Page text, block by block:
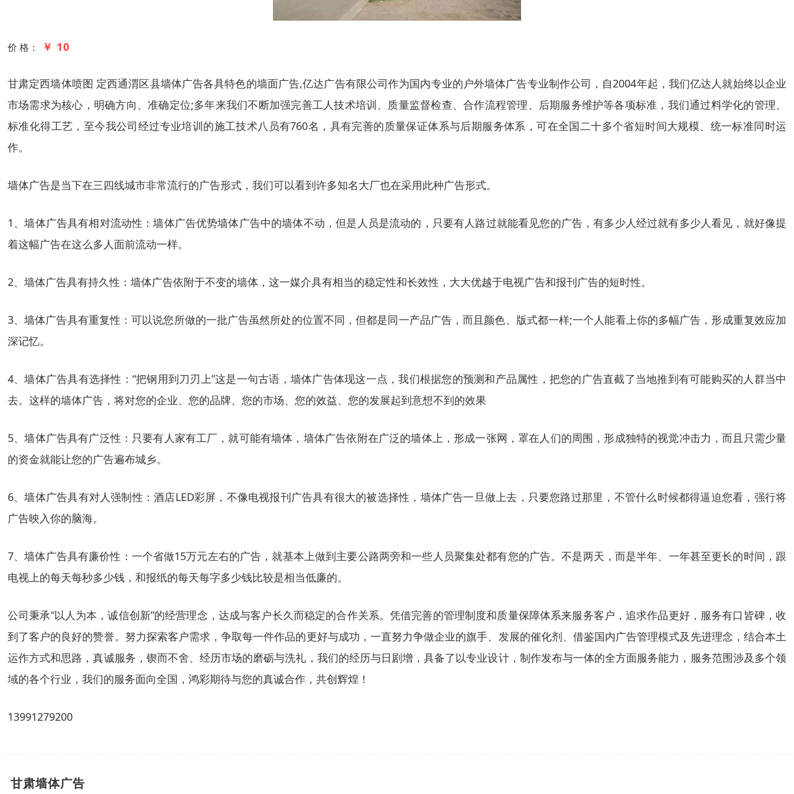
价 格： ￥ 10
甘肃定西墙体喷图 定西通渭区县墙体广告各具特色的墙面广告,亿达广告有限公司作为国内专业的户外墙体广告专业制作公司，自2004年起，我们亿达人就始终以企业
市场需求为核心，明确方向、准确定位;多年来我们不断加强完善工人技术培训、质量监督检查、合作流程管理、后期服务维护等各项标准，我们通过料学化的管理、
标准化得工艺，至今我公司经过专业培训的施工技术八员有760名，具有完善的质量保证体系与后期服务体系，可在全国二十多个省短时间大规模、统一标准同时运
作。
墙体广告是当下在三四线城市非常流行的广告形式，我们可以看到许多知名大厂也在采用此种广告形式。
1、墙体广告具有相对流动性：墙体广告优势墙体广告中的墙体不动，但是人员是流动的，只要有人路过就能看见您的广告，有多少人经过就有多少人看见，就好像提
着这幅广告在这么多人面前流动一样。
2、墙体广告具有持久性：墙体广告依附于不变的墙体，这一媒介具有相当的稳定性和长效性，大大优越于电视广告和报刊广告的短时性。
3、墙体广告具有重复性：可以说您所做的一批广告虽然所处的位置不同，但都是同一产品广告，而且颜色、版式都一样;一个人能看上你的多幅广告，形成重复效应加
深记忆。
4、墙体广告具有选择性：“把钢用到刀刃上”这是一句古语，墙体广告体现这一点，我们根据您的预测和产品属性，把您的广告直截了当地推到有可能购买的人群当中
去。这样的墙体广告，将对您的企业、您的品牌、您的市场、您的效益、您的发展起到意想不到的效果
5、墙体广告具有广泛性：只要有人家有工厂，就可能有墙体，墙体广告依附在广泛的墙体上，形成一张网，罩在人们的周围，形成独特的视觉冲击力，而且只需少量
的资金就能让您的广告遍布城乡。
6、墙体广告具有对人强制性：酒店LED彩屏，不像电视报刊广告具有很大的被选择性，墙体广告一旦做上去，只要您路过那里，不管什么时候都得逼迫您看，强行将
广告映入你的脑海。
7、墙体广告具有廉价性：一个省做15万元左右的广告，就基本上做到主要公路两旁和一些人员聚集处都有您的广告。不是两天，而是半年、一年甚至更长的时间，跟
电视上的每天每秒多少钱，和报纸的每天每字多少钱比较是相当低廉的。
公司秉承“以人为本，诚信创新”的经营理念，达成与客户长久而稳定的合作关系。凭借完善的管理制度和质量保障体系来服务客户，追求作品更好，服务有口皆碑，收
到了客户的良好的赞誉。努力探索客户需求，争取每一件作品的更好与成功，一直努力争做企业的旗手、发展的催化剂、借鉴国内广告管理模式及先进理念，结合本土
运作方式和思路，真诚服务，锲而不舍、经历市场的磨砺与洗礼，我们的经历与日剧增，具备了以专业设计，制作发布与一体的全方面服务能力，服务范围涉及多个领
域的各个行业，我们的服务面向全国，鸿彩期待与您的真诚合作，共创辉煌！
13991279200
甘肃墙体广告